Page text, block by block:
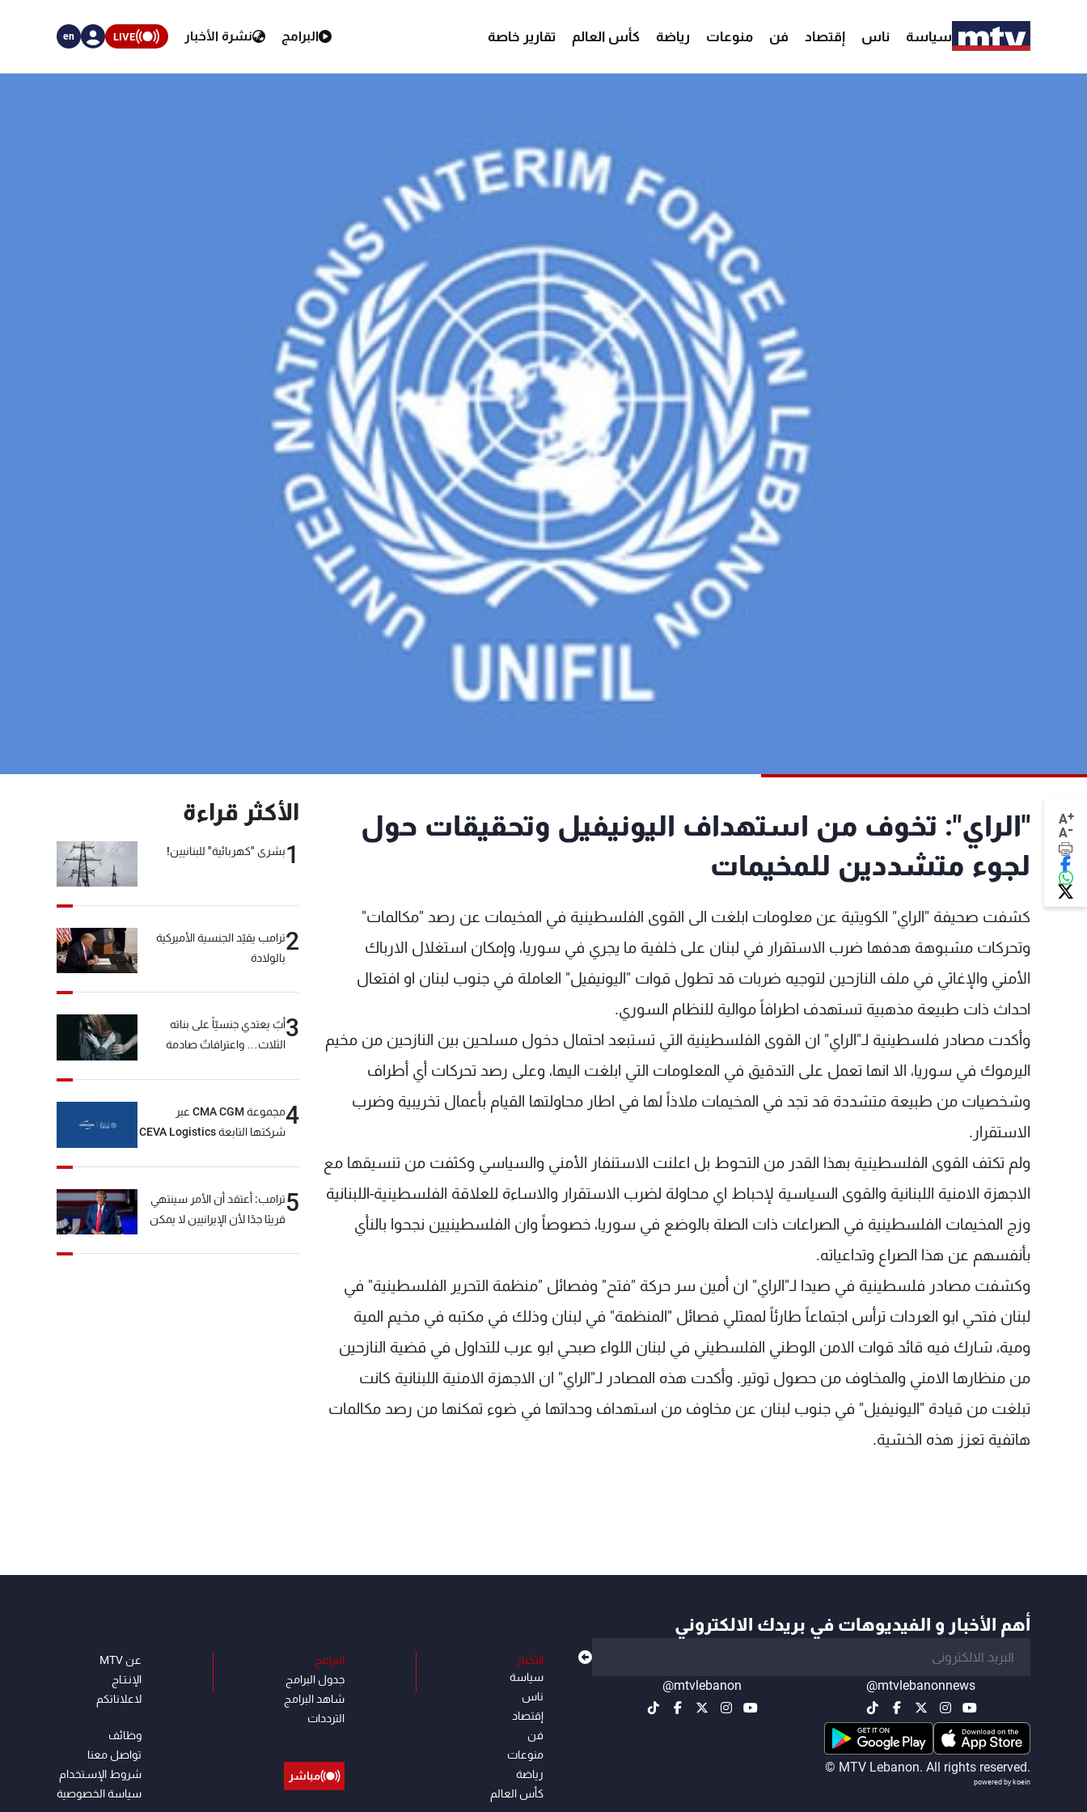
سياسة ناس إقتصاد فن منوعات رياضة كأس العالم تقارير خاصة البرامج نشرة الأخبار LIVE
en
A+
A-
"الراي": تخوف من استهداف اليونيفيل وتحقيقات حول
لجوء متشددين للمخيمات
كشفت صحيفة "الراي" الكويتية عن معلومات ابلغت الى القوى الفلسطينية في المخيمات عن رصد "مكالمات"
وتحركات مشبوهة هدفها ضرب الاستقرار في لبنان على خلفية ما يجري في سوريا، وإمكان استغلال الارباك
الأمني والإغاثي في ملف النازحين لتوجيه ضربات قد تطول قوات "اليونيفيل" العاملة في جنوب لبنان او افتعال
احداث ذات طبيعة مذهبية تستهدف اطرافاً موالية للنظام السوري.
وأكدت مصادر فلسطينية لـ"الراي" ان القوى الفلسطينية التي تستبعد احتمال دخول مسلحين بين النازحين من مخيم
اليرموك في سوريا، الا انها تعمل على التدقيق في المعلومات التي ابلغت اليها، وعلى رصد تحركات أي أطراف
وشخصيات من طبيعة متشددة قد تجد في المخيمات ملاذاً لها في اطار محاولتها القيام بأعمال تخريبية وضرب
الاستقرار.
ولم تكتف القوى الفلسطينية بهذا القدر من التحوط بل اعلنت الاستنفار الأمني والسياسي وكثفت من تنسيقها مع
الاجهزة الامنية اللبنانية والقوى السياسية لإحباط اي محاولة لضرب الاستقرار والاساءة للعلاقة الفلسطينية-اللبنانية
وزج المخيمات الفلسطينية في الصراعات ذات الصلة بالوضع في سوريا، خصوصاً وان الفلسطينيين نجحوا بالنأي
بأنفسهم عن هذا الصراع وتداعياته.
وكشفت مصادر فلسطينية في صيدا لـ"الراي" ان أمين سر حركة "فتح" وفصائل "منظمة التحرير الفلسطينية" في
لبنان فتحي ابو العردات ترأس اجتماعاً طارئاً لممثلي فصائل "المنظمة" في لبنان وذلك في مكتبه في مخيم المية
ومية، شارك فيه قائد قوات الامن الوطني الفلسطيني في لبنان اللواء صبحي ابو عرب للتداول في قضية النازحين
من منظارها الامني والمخاوف من حصول توتير. وأكدت هذه المصادر لـ"الراي" ان الاجهزة الامنية اللبنانية كانت
تبلغت من قيادة "اليونيفيل" في جنوب لبنان عن مخاوف من استهداف وحداتها في ضوء تمكنها من رصد مكالمات
هاتفية تعزز هذه الخشية.
الأكثر قراءة
1بشرى "كهربائية" للبنانيين!
2ترامب يقيّد الجنسية الأميركية
بالولادة
3أبٌ يعتدي جنسيّاً على بناته
الثلاث… واعترافاتٌ صادمة
4
مجموعة CMA CGM عبر
شركتها التابعة CEVA Logistics
5ترامب: أعتقد أن الأمر سينتهي
قريبًا جدًا لأن الإيرانيين لا يمكن
أهم الأخبار و الفيديوهات في بريدك الالكتروني
@mtvlebanonnews
@mtvlebanon
© MTV Lebanon. All rights reserved.
powered by koein
الأخبار
سياسة
ناس
إقتصاد
فن
منوعات
رياضة
كأس العالم
البرامج
جدول البرامج
شاهد البرامج
الترددات
مباشر
عن MTV
الإنـتـاج
لاعلاناتكم
وظائف
تواصل معنا
شروط الإسـتخدام
سياسة الخصوصية